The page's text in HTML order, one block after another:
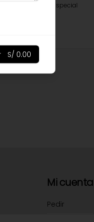
Con decoracion especial
Mi cuenta
Pedir
S/ 0.00